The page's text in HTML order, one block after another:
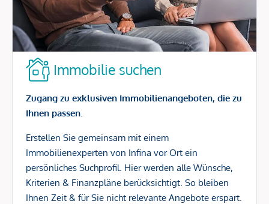
Immobilie suchen
Zugang zu exklusiven Immobilienangeboten, die zu
Ihnen passen.
Erstellen Sie gemeinsam mit einem
Immobilienexperten von Infina vor Ort ein
persönliches Suchprofil. Hier werden alle Wünsche,
Kriterien & Finanzpläne berücksichtigt. So bleiben
Ihnen Zeit & für Sie nicht relevante Angebote erspart.